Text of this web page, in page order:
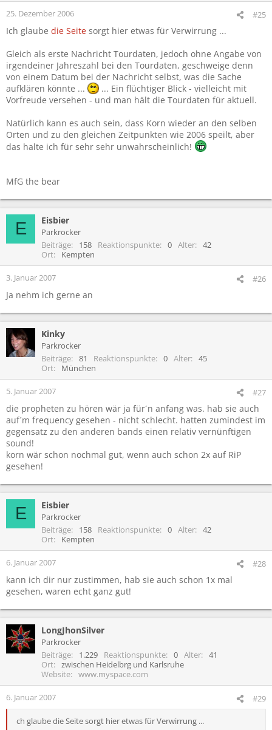
25. Dezember 2006 #25
Ich glaube die Seite sorgt hier etwas für Verwirrung ...
Gleich als erste Nachricht Tourdaten, jedoch ohne Angabe von
irgendeiner Jahreszahl bei den Tourdaten, geschweige denn
von einem Datum bei der Nachricht selbst, was die Sache
aufklären könnte ...
... Ein flüchtiger Blick - vielleicht mit
Vorfreude versehen - und man hält die Tourdaten für aktuell.
Natürlich kann es auch sein, dass Korn wieder an den selben
Orten und zu den gleichen Zeitpunkten wie 2006 speilt, aber
das halte ich für sehr sehr unwahrscheinlich!
MfG the bear
E Eisbier
Parkrocker
Beiträge
158 Reaktionspunkte 0 Alter
42
Ort
Kempten
3. Januar 2007 #26
Ja nehm ich gerne an
Kinky
Parkrocker
Beiträge
81 Reaktionspunkte 0 Alter
45
Ort
München
5. Januar 2007 #27
die propheten zu hören wär ja für´n anfang was. hab sie auch
auf´m frequency gesehen - nicht schlecht. hatten zumindest im
gegensatz zu den anderen bands einen relativ vernünftigen
sound!
korn wär schon nochmal gut, wenn auch schon 2x auf RiP
gesehen!
E Eisbier
Parkrocker
Beiträge
158 Reaktionspunkte 0 Alter
42
Ort
Kempten
6. Januar 2007 #28
kann ich dir nur zustimmen, hab sie auch schon 1x mal
gesehen, waren echt ganz gut!
LongJhonSilver
Parkrocker
Beiträge
1.229 Reaktionspunkte 0 Alter
41
Ort
zwischen Heidelbrg und Karlsruhe
Website
www.myspace.com
6. Januar 2007 #29
ch glaube die Seite sorgt hier etwas für Verwirrung ...